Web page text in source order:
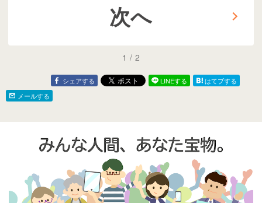
次へ
1 / 2
シェアする LINEする
はてブする
メールする